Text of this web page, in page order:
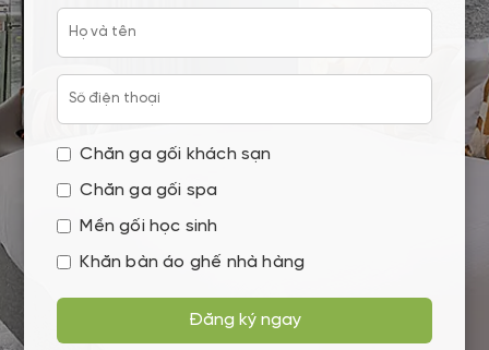
Chăn ga gối khách sạn
Chăn ga gối spa
Mền gối học sinh
Khăn bàn áo ghế nhà hàng
Đăng ký ngay